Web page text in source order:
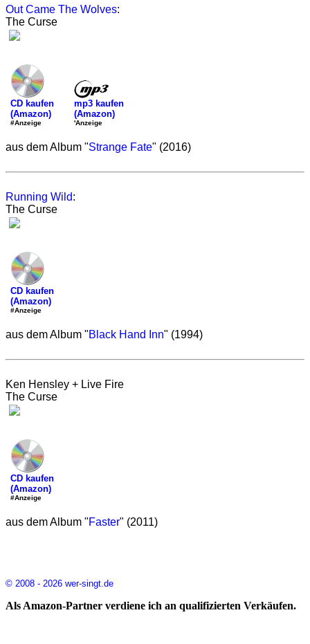
Out Came The Wolves:
The Curse
CD kaufen
(Amazon)
#Anzeige
mp3 kaufen
(Amazon)
'Anzeige
aus dem Album "Strange Fate" (2016)
Running Wild:
The Curse
CD kaufen
(Amazon)
#Anzeige
aus dem Album "Black Hand Inn" (1994)
Ken Hensley + Live Fire
The Curse
CD kaufen
(Amazon)
#Anzeige
aus dem Album "Faster" (2011)
© 2008 - 2026 wer-singt.de
Als Amazon-Partner verdiene ich an qualifizierten Verkäufen.